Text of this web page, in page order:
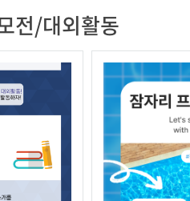
전/대외활동